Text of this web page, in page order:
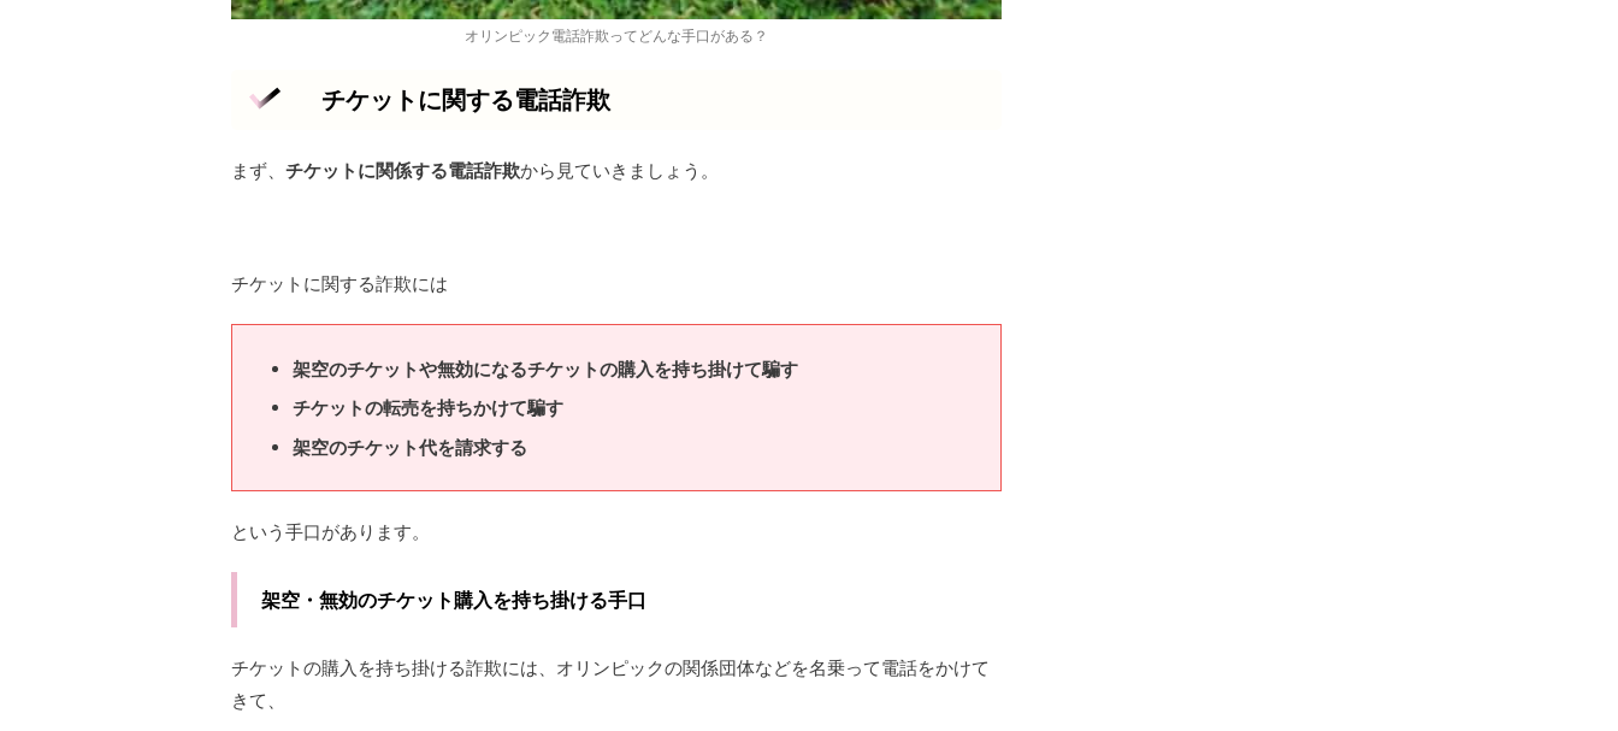
オリンピック電話詐欺ってどんな手口がある？
チケットに関する電話詐欺
まず、 チケットに関係する電話詐欺から見ていきましょう。
チケットに関する詐欺には
架空のチケットや無効になるチケットの購入を持ち掛けて騙す
チケットの転売を持ちかけて騙す
架空のチケット代を請求する
という手口があります。
架空・無効のチケット購入を持ち掛ける手口
チケットの購入を持ち掛ける詐欺には、オリンピックの関係団体などを名乗って電話をかけて
きて、